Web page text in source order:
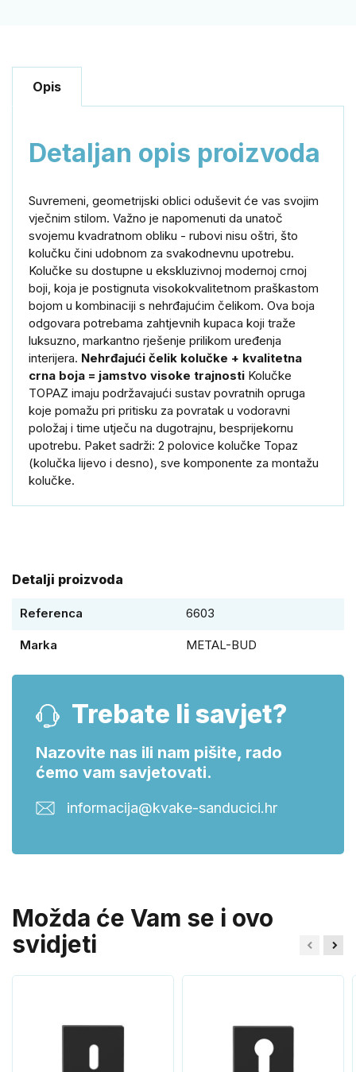
Opis
Detaljan opis proizvoda
Suvremeni, geometrijski oblici oduševit će vas svojim
vječnim stilom. Važno je napomenuti da unatoč
svojemu kvadratnom obliku - rubovi nisu oštri, što
kolučku čini udobnom za svakodnevnu upotrebu.
Kolučke su dostupne u ekskluzivnoj modernoj crnoj
boji, koja je postignuta visokokvalitetnom praškastom
bojom u kombinaciji s nehrđajućim čelikom. Ova boja
odgovara potrebama zahtjevnih kupaca koji traže
luksuzno, markantno rješenje prilikom uređenja
interijera. Nehrđajući čelik kolučke + kvalitetna
crna boja = jamstvo visoke trajnosti Kolučke
TOPAZ imaju podržavajući sustav povratnih opruga
koje pomažu pri pritisku za povratak u vodoravni
položaj i time utječu na dugotrajnu, besprijekornu
upotrebu. Paket sadrži: 2 polovice kolučke Topaz
(kolučka lijevo i desno), sve komponente za montažu
kolučke.
Detalji proizvoda
Referenca 6603
Marka METAL-BUD
Trebate li savjet?
Nazovite nas ili nam pišite, rado
ćemo vam savjetovati.
informacija@kvake-sanducici.hr
Možda će Vam se i ovo
svidjeti